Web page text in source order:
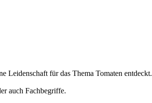
Leidenschaft für das Thema Tomaten entdeckt.
auch Fachbegriffe.